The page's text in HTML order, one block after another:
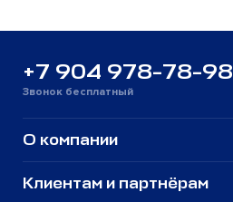
+7 904 978-78-98
Звонок бесплатный
О компании
Клиентам и партнёрам